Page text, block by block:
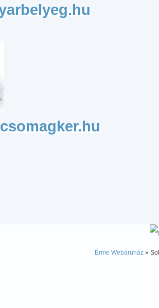
Érme Webáruház »